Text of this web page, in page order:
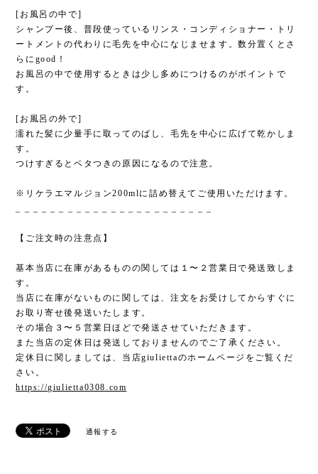
[お風呂の中で]
シャンプー後、普段使っているリンス・コンディショナー・トリ
ートメントの代わりに毛先を中心になじませます。数分置くとさ
らにgood！
お風呂の中で使用するときは少し多めにつけるのがポイントで
す。
[お風呂の外で]
濡れた髪に少量手に取ってのばし、毛先を中心に広げて乾かしま
す。
つけすぎるとベタつきの原因になるので注意。
※リケラエマルジョン200mlに詰め替えてご使用いただけます。
【ご注文時の注意点】
基本当店に在庫があるものの関しては１〜２営業日で発送致しま
す。
当店に在庫がないものに関しては、注文をお受けしてからすぐに
お取り寄せ後発送いたします。
その場合３〜５営業日ほどで発送させていただきます。
また当店の定休日は発送しておりませんのでご了承ください。
定休日に関しましては、当店giuliettaのホームページをご覧くだ
さい。
https://giulietta0308.com
通報する